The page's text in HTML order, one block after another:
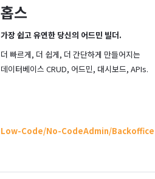
홉스
가장 쉽고 유연한 당신의 어드민 빌더.
더 빠르게, 더 쉽게, 더 간단하게 만들어지는
데이터베이스 CRUD, 어드민, 대시보드, APIs.
Low-Code/No-CodeAdmin/Backoffice